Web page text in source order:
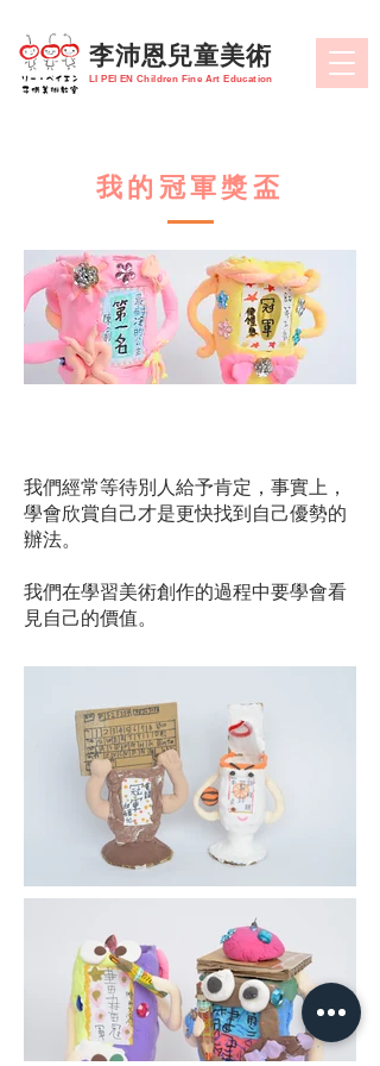
LI PEI EN Children Fine Art Education
​李沛恩兒童美術
我的冠軍獎盃
我們經常等待別人給予肯定，事實上，
學會欣賞自己才是更快找到自己優勢的
辦法。
我們在學習美術創作的過程中要學會看
見自己的價值。